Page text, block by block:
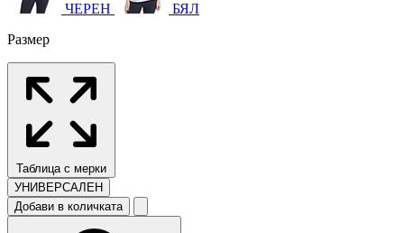
ЧЕРЕН
БЯЛ
Размер
Таблица с мерки
УНИВЕРСАЛЕН
Добави в количката